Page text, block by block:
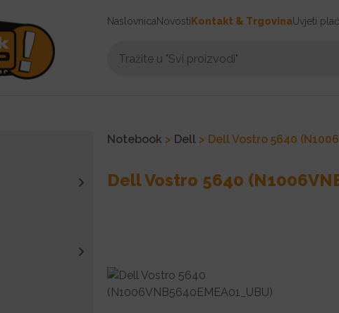
NaslovnicaNovosti Kontakt & TrgovinaUvjeti
Notebook > Dell> Dell Vostro 5640
Dell Vostro 5640